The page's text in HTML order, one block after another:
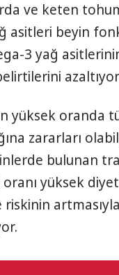
ve keten
asitleri beyin
3 yağ
yüksek oranda
zararları
bulunan
yüksek
artmasıyla